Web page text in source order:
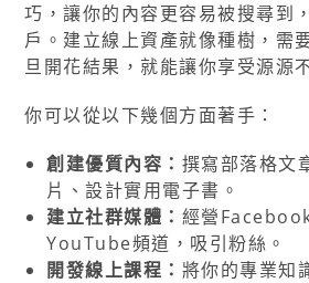
巧，讓你的內容更容易被搜尋到
戶。建立線上資產就像種樹，需
旦開花結果，就能讓你享受源源
你可以從以下幾個方面著手：
創建優質內容： 撰寫部落格文
片、設計實用電子書。
建立社群媒體： 經營
YouTube頻道，吸引粉絲。
開發線上課程： 將你的專業知